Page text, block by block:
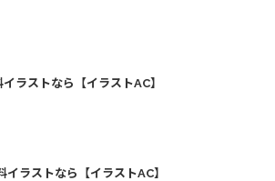
イラストなら【イラストAC】
イラストなら【イラストAC】